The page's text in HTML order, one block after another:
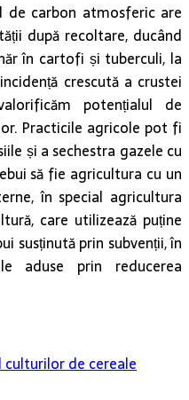
de carbon atmosferic are
după recoltare, ducând
în cartofi și tuberculi, la
crescută a crustei
potențialul de
Practicile agricole pot fi
și a sechestra gazele cu
să fie agricultura cu un
în special agricultura
care utilizează puține
susținută prin subvenții, în
aduse prin reducerea
de cereale